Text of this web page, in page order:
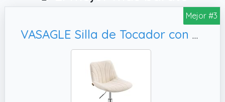
Mejor #3
VASAGLE Silla de Tocador con Respaldo, Colección Tyra LJB160W101